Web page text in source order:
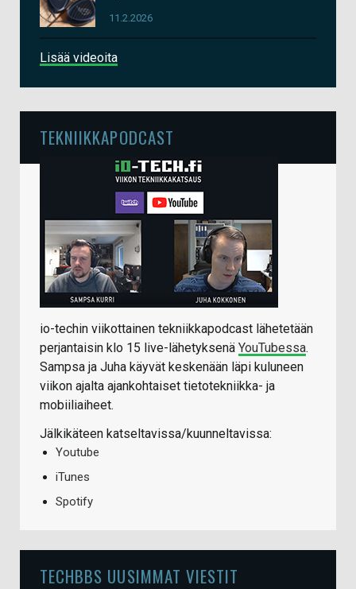
11.2.2026
Lisää videoita
TEKNIIKKAPODCAST
io-techin viikottainen tekniikkapodcast lähetetään
perjantaisin klo 15 live-lähetyksenä YouTubessa.
Sampsa ja Juha käyvät keskenään läpi kuluneen
viikon ajalta ajankohtaiset tietotekniikka- ja
mobiiliaiheet.
Jälkikäteen katseltavissa/kuunneltavissa:
Youtube
iTunes
Spotify
TECHBBS UUSIMMAT VIESTIT